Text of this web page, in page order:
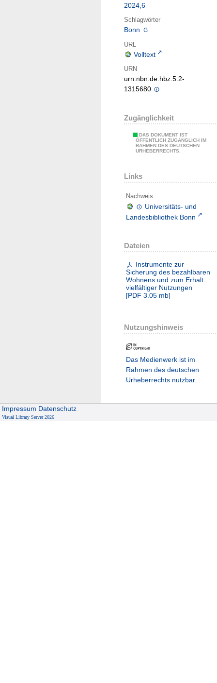
2024,6
Schlagwörter
Bonn
URL
Volltext
URN
urn:nbn:de:hbz:5:2-
1315680
Zugänglichkeit
DAS DOKUMENT IST
ÖFFENTLICH ZUGÄNGLICH IM
RAHMEN DES DEUTSCHEN
URHEBERRECHTS.
Links
Nachweis
Universitäts- und
Landesbibliothek Bonn
Dateien
Instrumente zur
Sicherung des bezahlbaren
Wohnens und zum Erhalt
vielfältiger Nutzungen
[PDF 3.05 mb]
Nutzungshinweis
Das Medienwerk ist im
Rahmen des deutschen
Urheberrechts nutzbar.
Impressum Datenschutz
Visual Library Server 2026